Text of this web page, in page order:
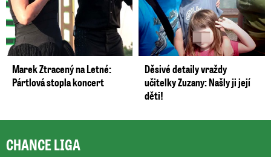
Marek Ztracený na Letné:
Pártlová stopla koncert
Děsivé detaily vraždy
učitelky Zuzany: Našly ji její
děti!
CHANCE LIGA